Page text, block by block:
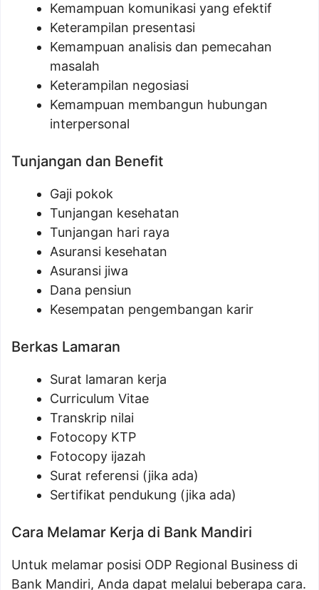
Kemampuan komunikasi yang efektif
Keterampilan presentasi
Kemampuan analisis dan pemecahan
masalah
Keterampilan negosiasi
Kemampuan membangun hubungan
interpersonal
Tunjangan dan Benefit
Gaji pokok
Tunjangan kesehatan
Tunjangan hari raya
Asuransi kesehatan
Asuransi jiwa
Dana pensiun
Kesempatan pengembangan karir
Berkas Lamaran
Surat lamaran kerja
Curriculum Vitae
Transkrip nilai
Fotocopy KTP
Fotocopy ijazah
Surat referensi (jika ada)
Sertifikat pendukung (jika ada)
Cara Melamar Kerja di Bank Mandiri
Untuk melamar posisi ODP Regional Business di
Bank Mandiri, Anda dapat melalui beberapa cara.